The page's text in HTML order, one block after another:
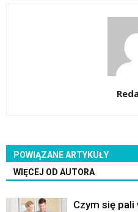
POWIĄZANE ARTYKUŁY
WIĘCEJ OD AUTORA
Czym się